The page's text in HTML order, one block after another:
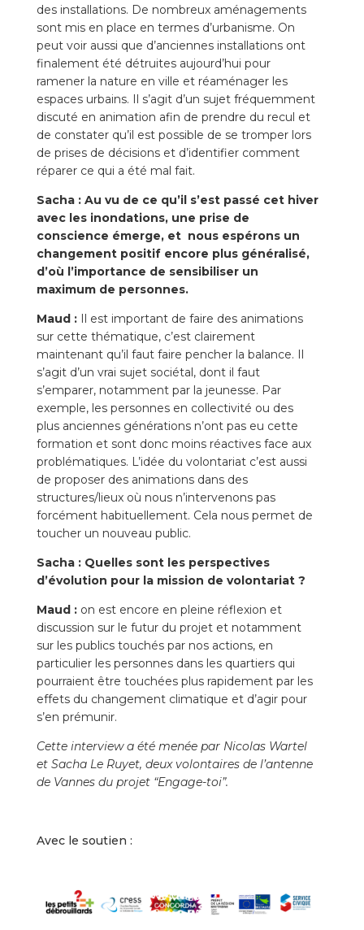
des installations. De nombreux aménagements
sont mis en place en termes d’urbanisme. On
peut voir aussi que d’anciennes installations ont
finalement été détruites aujourd’hui pour
ramener la nature en ville et réaménager les
espaces urbains. Il s’agit d’un sujet fréquemment
discuté en animation afin de prendre du recul et
de constater qu’il est possible de se tromper lors
de prises de décisions et d’identifier comment
réparer ce qui a été mal fait.
Sacha : Au vu de ce qu’il s’est passé cet hiver
avec les inondations, une prise de
conscience émerge, et nous espérons un
changement positif encore plus généralisé,
d’où l’importance de sensibiliser un
maximum de personnes.
Maud : Il est important de faire des animations
sur cette thématique, c’est clairement
maintenant qu’il faut faire pencher la balance. Il
s’agit d’un vrai sujet sociétal, dont il faut
s’emparer, notamment par la jeunesse. Par
exemple, les personnes en collectivité ou des
plus anciennes générations n’ont pas eu cette
formation et sont donc moins réactives face aux
problématiques. L’idée du volontariat c’est aussi
de proposer des animations dans des
structures/lieux où nous n’intervenons pas
forcément habituellement. Cela nous permet de
toucher un nouveau public.
Sacha : Quelles sont les perspectives
d’évolution pour la mission de volontariat ?
Maud : on est encore en pleine réflexion et
discussion sur le futur du projet et notamment
sur les publics touchés par nos actions, en
particulier les personnes dans les quartiers qui
pourraient être touchées plus rapidement par les
effets du changement climatique et d’agir pour
s’en prémunir.
Cette interview a été menée par Nicolas Wartel
et Sacha Le Ruyet, deux volontaires de l’antenne
de Vannes du projet “Engage-toi”.
Avec le soutien :